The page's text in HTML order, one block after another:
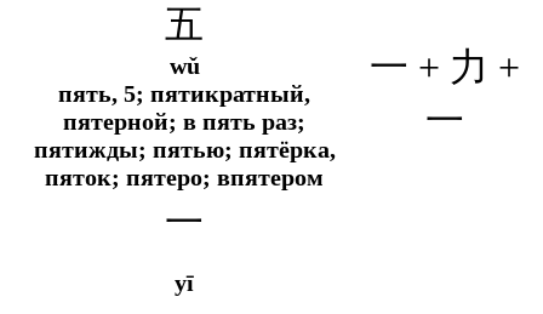
五
wǔ
пять, 5; пятикратный,
пятерной; в пять раз;
пятижды; пятью; пятёрка,
пяток; пятеро; впятером
一 + 力 +
一
一
yī